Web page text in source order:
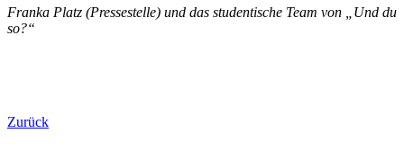
Franka Platz (Pressestelle) und das studentische Team von „Und du
so?“
Zurück